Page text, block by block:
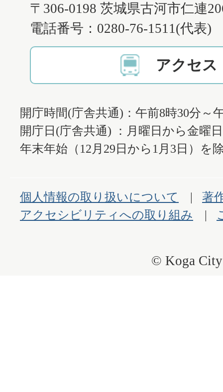
〒306-0198 茨城県古河市仁連
電話番号：0280-76-1511(代表)
アクセス
開庁時間(庁舎共通)：午前8時30分～
開庁日(庁舎共通) ：月曜日から金曜
年末年始（12月29日から1月3日）を
個人情報の取り扱いについて
著
アクセシビリティへの取り組み
© Koga City